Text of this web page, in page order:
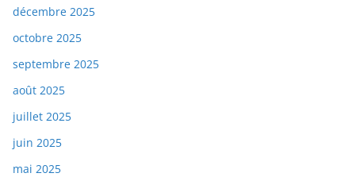
décembre 2025
octobre 2025
septembre 2025
août 2025
juillet 2025
juin 2025
mai 2025